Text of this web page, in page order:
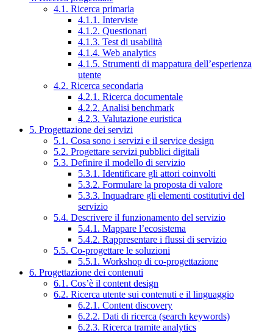
4.1. Ricerca primaria
4.1.1. Interviste
4.1.2. Questionari
4.1.3. Test di usabilità
4.1.4. Web analytics
4.1.5. Strumenti di mappatura dell’esperienza
utente
4.2. Ricerca secondaria
4.2.1. Ricerca documentale
4.2.2. Analisi benchmark
4.2.3. Valutazione euristica
5. Progettazione dei servizi
5.1. Cosa sono i servizi e il service design
5.2. Progettare servizi pubblici digitali
5.3. Definire il modello di servizio
5.3.1. Identificare gli attori coinvolti
5.3.2. Formulare la proposta di valore
5.3.3. Inquadrare gli elementi costitutivi del
servizio
5.4. Descrivere il funzionamento del servizio
5.4.1. Mappare l’ecosistema
5.4.2. Rappresentare i flussi di servizio
5.5. Co-progettare le soluzioni
5.5.1. Workshop di co-progettazione
6. Progettazione dei contenuti
6.1. Cos’è il content design
6.2. Ricerca utente sui contenuti e il linguaggio
6.2.1. Content discovery
6.2.2. Dati di ricerca (search keywords)
6.2.3. Ricerca tramite analytics